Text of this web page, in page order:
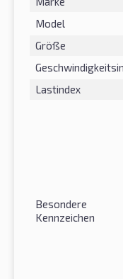
Model
Größe
Lastindex
Besondere
Kennzeichen